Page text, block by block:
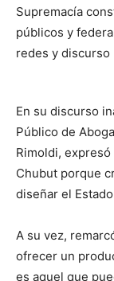
Supremacía
públicos y
redes y discurso
En su discurso
Público de
Rimoldi,
Chubut porque
diseñar el
A su vez,
ofrecer un
es aquel que